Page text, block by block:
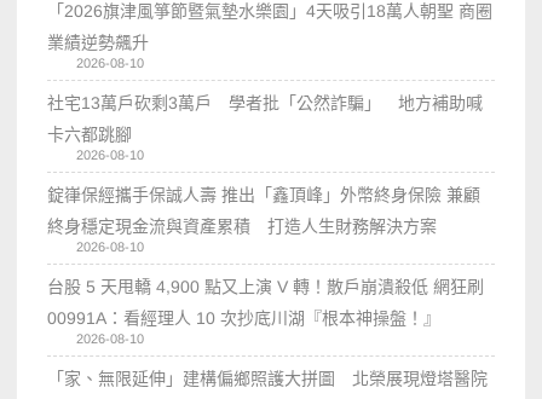
「2026旗津風箏節暨氣墊水樂園」4天吸引18萬人朝聖 商圈
業績逆勢飆升
2026-08-10
社宅13萬戶砍剩3萬戶 學者批「公然詐騙」 地方補助喊
卡六都跳腳
2026-08-10
錠嵂保經攜手保誠人壽 推出「鑫頂峰」外幣終身保險 兼顧
終身穩定現金流與資產累積 打造人生財務解決方案
2026-08-10
台股 5 天甩轎 4,900 點又上演 V 轉！散戶崩潰殺低 網狂刷
00991A：看經理人 10 次抄底川湖『根本神操盤！』
2026-08-10
「家、無限延伸」建構偏鄉照護大拼圖 北榮展現燈塔醫院